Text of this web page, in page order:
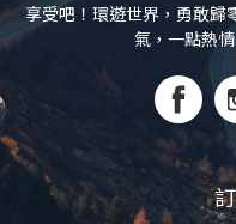
享受吧！環遊世界，勇敢歸
氣，一點熱